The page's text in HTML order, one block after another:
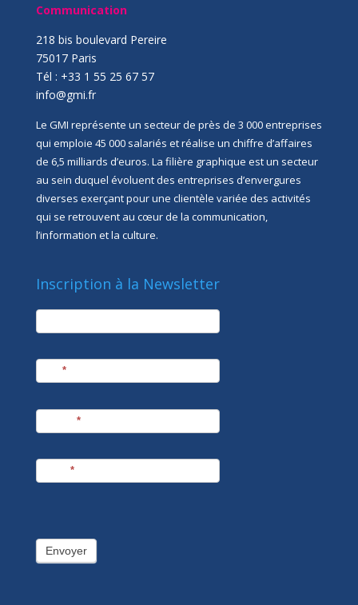
Communication
218 bis boulevard Pereire
75017 Paris
Tél : +33 1 55 25 67 57
info@gmi.fr
Le GMI représente un secteur de près de 3 000 entreprises
qui emploie 45 000 salariés et réalise un chiffre d’affaires
de 6,5 milliards d’euros. La filière graphique est un secteur
au sein duquel évoluent des entreprises d’envergures
diverses exerçant pour une clientèle variée des activités
qui se retrouvent au cœur de la communication,
l’information et la culture.
Inscription à la Newsletter
newsletter
*
*
*
Envoyer